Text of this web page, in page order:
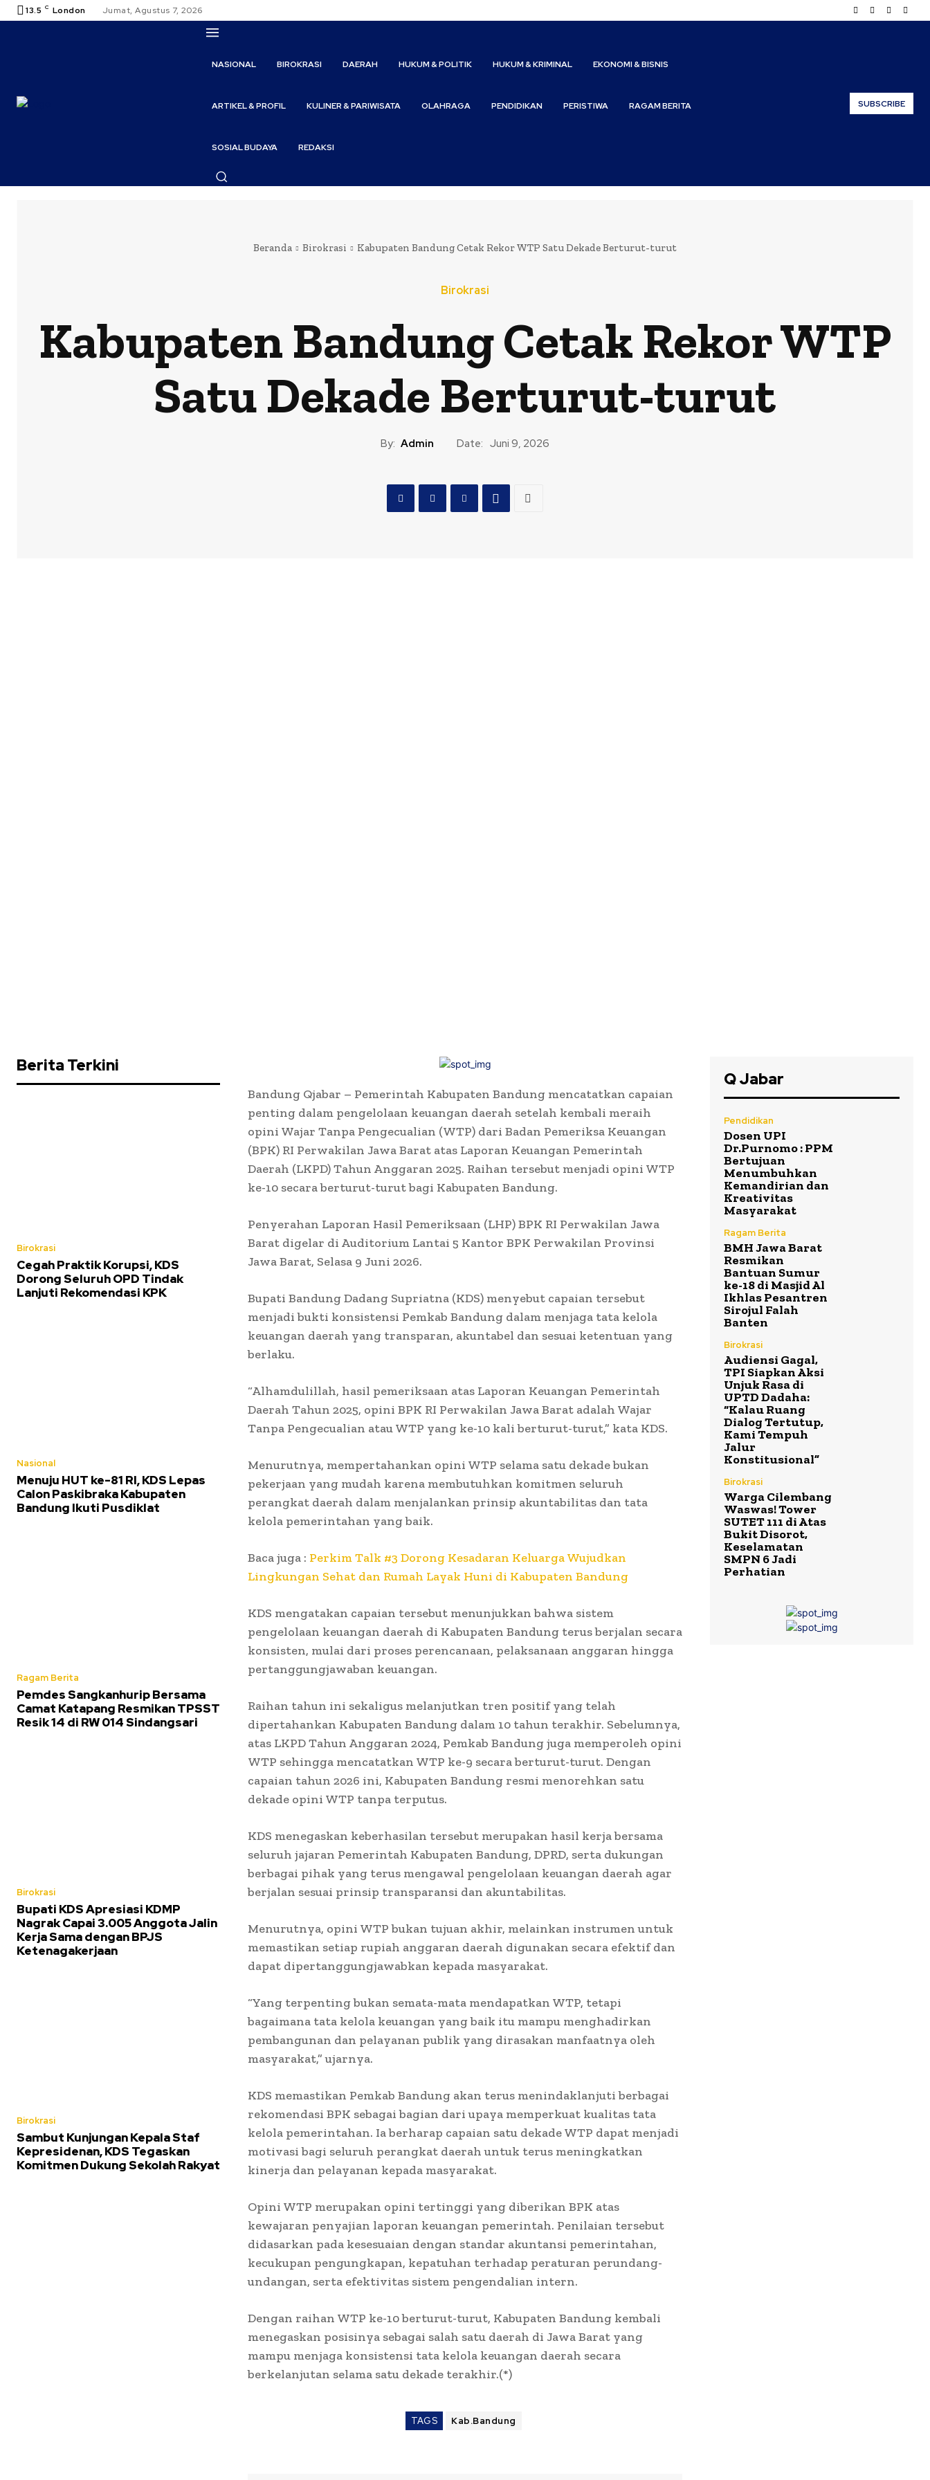
13.5 C London Jumat, Agustus 7, 2026
NASIONAL BIROKRASI DAERAH HUKUM & POLITIK HUKUM & KRIMINAL EKONOMI & BISNIS
ARTIKEL & PROFIL KULINER & PARIWISATA OLAHRAGA PENDIDIKAN PERISTIWA RAGAM BERITA
SOSIAL BUDAYA REDAKSI
SUBSCRIBE
Beranda Birokrasi Kabupaten Bandung Cetak Rekor WTP Satu Dekade Berturut-turut
Birokrasi
Kabupaten Bandung Cetak Rekor WTP
Satu Dekade Berturut-turut
By: Admin Date: Juni 9, 2026
Berita Terkini
Birokrasi
Cegah Praktik Korupsi, KDS
Dorong Seluruh OPD Tindak
Lanjuti Rekomendasi KPK
Nasional
Menuju HUT ke-81 RI, KDS Lepas
Calon Paskibraka Kabupaten
Bandung Ikuti Pusdiklat
Ragam Berita
Pemdes Sangkanhurip Bersama
Camat Katapang Resmikan TPSST
Resik 14 di RW 014 Sindangsari
Birokrasi
Bupati KDS Apresiasi KDMP
Nagrak Capai 3.005 Anggota Jalin
Kerja Sama dengan BPJS
Ketenagakerjaan
Birokrasi
Sambut Kunjungan Kepala Staf
Kepresidenan, KDS Tegaskan
Komitmen Dukung Sekolah Rakyat
Bandung Qjabar – Pemerintah Kabupaten Bandung mencatatkan capaian
penting dalam pengelolaan keuangan daerah setelah kembali meraih
opini Wajar Tanpa Pengecualian (WTP) dari Badan Pemeriksa Keuangan
(BPK) RI Perwakilan Jawa Barat atas Laporan Keuangan Pemerintah
Daerah (LKPD) Tahun Anggaran 2025. Raihan tersebut menjadi opini WTP
ke-10 secara berturut-turut bagi Kabupaten Bandung.
Penyerahan Laporan Hasil Pemeriksaan (LHP) BPK RI Perwakilan Jawa
Barat digelar di Auditorium Lantai 5 Kantor BPK Perwakilan Provinsi
Jawa Barat, Selasa 9 Juni 2026.
Bupati Bandung Dadang Supriatna (KDS) menyebut capaian tersebut
menjadi bukti konsistensi Pemkab Bandung dalam menjaga tata kelola
keuangan daerah yang transparan, akuntabel dan sesuai ketentuan yang
berlaku.
“Alhamdulillah, hasil pemeriksaan atas Laporan Keuangan Pemerintah
Daerah Tahun 2025, opini BPK RI Perwakilan Jawa Barat adalah Wajar
Tanpa Pengecualian atau WTP yang ke-10 kali berturut-turut,” kata KDS.
Menurutnya, mempertahankan opini WTP selama satu dekade bukan
pekerjaan yang mudah karena membutuhkan komitmen seluruh
perangkat daerah dalam menjalankan prinsip akuntabilitas dan tata
kelola pemerintahan yang baik.
Baca juga : Perkim Talk #3 Dorong Kesadaran Keluarga Wujudkan
Lingkungan Sehat dan Rumah Layak Huni di Kabupaten Bandung
KDS mengatakan capaian tersebut menunjukkan bahwa sistem
pengelolaan keuangan daerah di Kabupaten Bandung terus berjalan secara
konsisten, mulai dari proses perencanaan, pelaksanaan anggaran hingga
pertanggungjawaban keuangan.
Raihan tahun ini sekaligus melanjutkan tren positif yang telah
dipertahankan Kabupaten Bandung dalam 10 tahun terakhir. Sebelumnya,
atas LKPD Tahun Anggaran 2024, Pemkab Bandung juga memperoleh opini
WTP sehingga mencatatkan WTP ke-9 secara berturut-turut. Dengan
capaian tahun 2026 ini, Kabupaten Bandung resmi menorehkan satu
dekade opini WTP tanpa terputus.
KDS menegaskan keberhasilan tersebut merupakan hasil kerja bersama
seluruh jajaran Pemerintah Kabupaten Bandung, DPRD, serta dukungan
berbagai pihak yang terus mengawal pengelolaan keuangan daerah agar
berjalan sesuai prinsip transparansi dan akuntabilitas.
Menurutnya, opini WTP bukan tujuan akhir, melainkan instrumen untuk
memastikan setiap rupiah anggaran daerah digunakan secara efektif dan
dapat dipertanggungjawabkan kepada masyarakat.
“Yang terpenting bukan semata-mata mendapatkan WTP, tetapi
bagaimana tata kelola keuangan yang baik itu mampu menghadirkan
pembangunan dan pelayanan publik yang dirasakan manfaatnya oleh
masyarakat,” ujarnya.
KDS memastikan Pemkab Bandung akan terus menindaklanjuti berbagai
rekomendasi BPK sebagai bagian dari upaya memperkuat kualitas tata
kelola pemerintahan. Ia berharap capaian satu dekade WTP dapat menjadi
motivasi bagi seluruh perangkat daerah untuk terus meningkatkan
kinerja dan pelayanan kepada masyarakat.
Opini WTP merupakan opini tertinggi yang diberikan BPK atas
kewajaran penyajian laporan keuangan pemerintah. Penilaian tersebut
didasarkan pada kesesuaian dengan standar akuntansi pemerintahan,
kecukupan pengungkapan, kepatuhan terhadap peraturan perundang-
undangan, serta efektivitas sistem pengendalian intern.
Dengan raihan WTP ke-10 berturut-turut, Kabupaten Bandung kembali
menegaskan posisinya sebagai salah satu daerah di Jawa Barat yang
mampu menjaga konsistensi tata kelola keuangan daerah secara
berkelanjutan selama satu dekade terakhir.(*)
TAGS Kab.Bandung
Q Jabar
Pendidikan
Dosen UPI
Dr.Purnomo : PPM
Bertujuan
Menumbuhkan
Kemandirian dan
Kreativitas
Masyarakat
Ragam Berita
BMH Jawa Barat
Resmikan
Bantuan Sumur
ke-18 di Masjid Al
Ikhlas Pesantren
Sirojul Falah
Banten
Birokrasi
Audiensi Gagal,
TPI Siapkan Aksi
Unjuk Rasa di
UPTD Dadaha:
“Kalau Ruang
Dialog Tertutup,
Kami Tempuh
Jalur
Konstitusional”
Birokrasi
Warga Cilembang
Waswas! Tower
SUTET 111 di Atas
Bukit Disorot,
Keselamatan
SMPN 6 Jadi
Perhatian